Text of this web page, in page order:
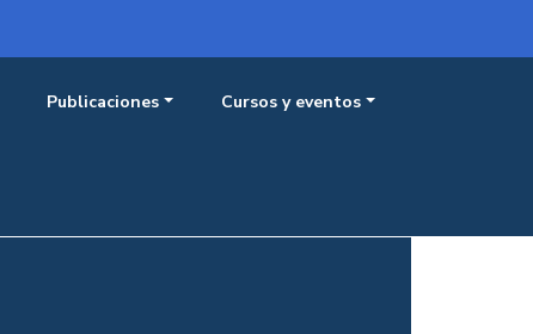
Publicaciones Cursos y eventos